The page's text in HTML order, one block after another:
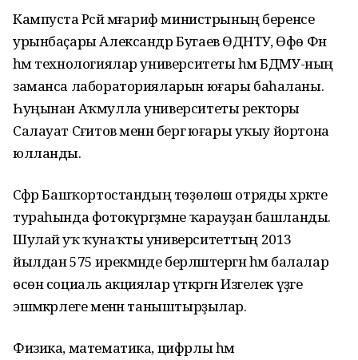
Кампуста Рәсәй мәғариф министрының беренсе
урынбаҫары Александр Бугаев ӨДНТУ, Өфө Фән
һәм технологиялар университеты һәм БДМУ-ның
заманса лабораторияларын юғары баһаланы.
Һуңынан Аҡмулла университеты ректоры
Салауат Сәғитов менән бергә юғары уҡыу йортона
юлланды.
Сәфәр Башҡортостандың төҙөлөш отряды хәрәкәте
тураһында фотокүргәҙмәне ҡарауҙан башланды.
Шулай уҡ ҡунаҡты университеттың 2013
йылдан 575 ирекмәнде берләштергән һәм балалар
өсөн социаль акциялар үткәргән Изгелек үҙәге
эшмәкәрлеге менән таныштырҙылар.
Физика, математика, цифрлы һәм